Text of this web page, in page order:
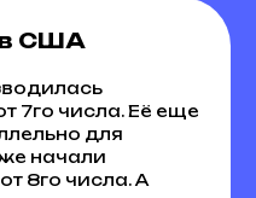
в США
7го числа. Её еще
для
начали
8го числа. А